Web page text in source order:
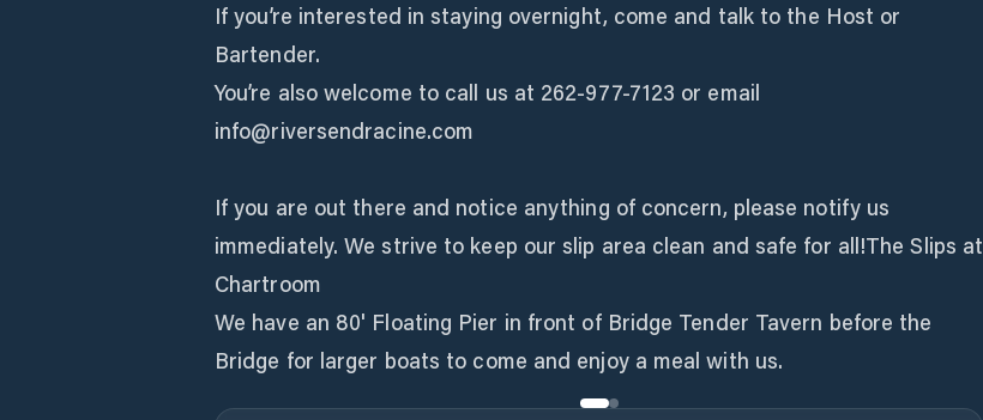
If you’re interested in staying overnight, come and talk to the Host or
Bartender.
You’re also welcome to call us at 262-977-7123 or email
info@riversendracine.com
If you are out there and notice anything of concern, please notify us
immediately. We strive to keep our slip area clean and safe for all!The Slips at
Chartroom
We have an 80' Floating Pier in front of Bridge Tender Tavern before the
Bridge for larger boats to come and enjoy a meal with us.